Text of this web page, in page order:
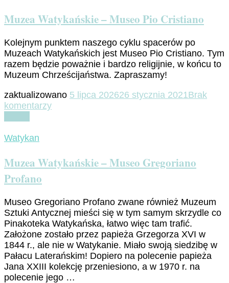
delle
Carrozze
Muzea Watykańskie – Museo Pio Cristiano
Kolejnym punktem naszego cyklu spacerów po
Muzeach Watykańskich jest Museo Pio Cristiano. Tym
razem będzie poważnie i bardzo religijnie, w końcu to
Muzeum Chrześcijaństwa. Zapraszamy!
zaktualizowano 5 lipca 202626 stycznia 2021Brak
komentarzydo
Pio
Cristiano
Watykan
Muzea Watykańskie – Museo Gregoriano
Profano
Museo Gregoriano Profano zwane również Muzeum
Sztuki Antycznej mieści się w tym samym skrzydle co
Pinakoteka Watykańska, łatwo więc tam trafić.
Założone zostało przez papieża Grzegorza XVI w
1844 r., ale nie w Watykanie. Miało swoją siedzibę w
Pałacu Laterańskim! Dopiero na polecenie papieża
Jana XXIII kolekcję przeniesiono, a w 1970 r. na
polecenie jego …